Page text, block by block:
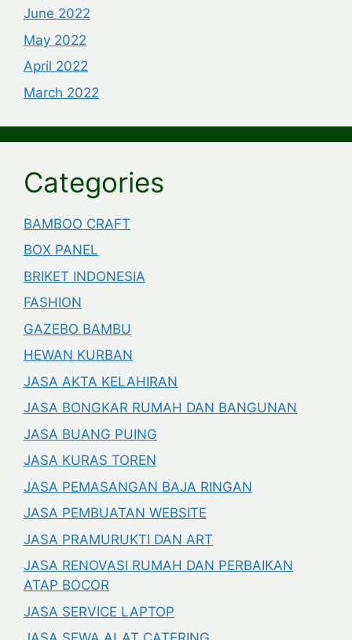
June 2022
May 2022
April 2022
March 2022
Categories
BAMBOO CRAFT
BOX PANEL
BRIKET INDONESIA
FASHION
GAZEBO BAMBU
HEWAN KURBAN
JASA AKTA KELAHIRAN
JASA BONGKAR RUMAH DAN BANGUNAN
JASA BUANG PUING
JASA KURAS TOREN
JASA PEMASANGAN BAJA RINGAN
JASA PEMBUATAN WEBSITE
JASA PRAMURUKTI DAN ART
JASA RENOVASI RUMAH DAN PERBAIKAN
ATAP BOCOR
JASA SERVICE LAPTOP